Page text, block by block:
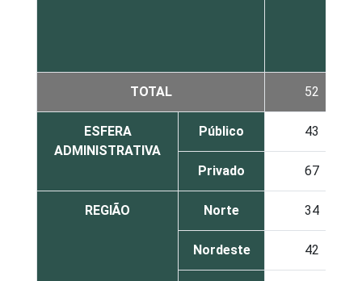
TOTAL 52
ESFERA
ADMINISTRATIVA
Público 43
Privado 67
REGIÃO Norte 34
Nordeste 42